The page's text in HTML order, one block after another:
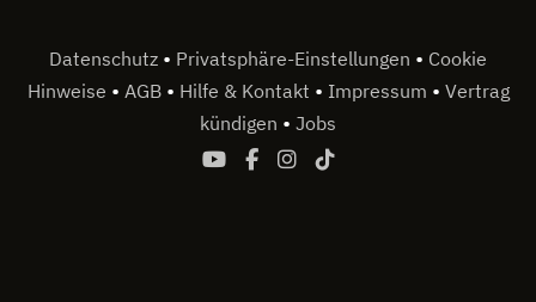
Datenschutz • Privatsphäre-Einstellungen • Cookie
Hinweise • AGB • Hilfe & Kontakt • Impressum • Vertrag
kündigen • Jobs